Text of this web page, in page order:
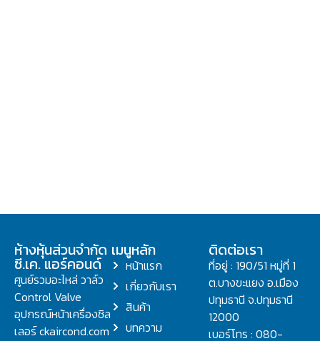
ห้างหุ้นส่วนจำกัด
ซี.เค. แอร์คอนด์
ศูนย์รวมอะไหล่ วาล์ว
Control Valve
อุปกรณ์หน้าเครื่องชิล
เลอร์ ckaircond.com
เมนูหลัก
หน้าแรก
เกี่ยวกับเรา
สินค้า
บทความ
ติดต่อเรา
ที่อยู่ : 190/51 หมู่ที่ 1
ต.บางขะแยง อ.เมือง
ปทุมธานี จ.ปทุมธานี
12000
เบอร์โทร : 080-